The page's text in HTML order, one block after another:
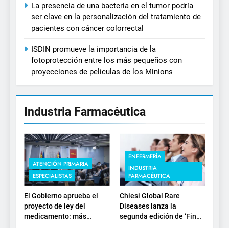
La presencia de una bacteria en el tumor podría
ser clave en la personalización del tratamiento de
pacientes con cáncer colorrectal
ISDIN promueve la importancia de la
fotoprotección entre los más pequeños con
proyecciones de películas de los Minions
Industria Farmacéutica
ATENCIÓN PRIMARIA
ESPECIALISTAS
El Gobierno aprueba el
proyecto de ley del
medicamento: más
ENFERMERÍA
INDUSTRIA
FARMACÉUTICA
Chiesi Global Rare
Diseases lanza la
segunda edición de ‘Find